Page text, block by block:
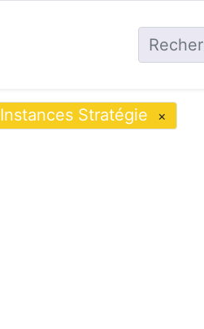
Instances Stratégie ×